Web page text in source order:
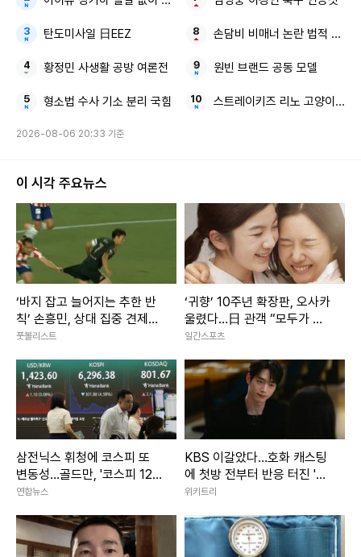
탄도미사일 日EEZ
황정민 사생활 공방 여론전
형소법 수사 기소 분리 국힘
손담비 비매너 논란 법적 대응
원빈 브랜드 공동 모델
스트레이키즈 리노 고양이 집사
2026-08-06 20:33 기준
이 시각 주요뉴스
‘바지 잡고 늘어지는 추한 반
칙’ 손흥민, 상대 집중 견제에
5경기 연속골 불발 ‘경고 유도
풋볼리스트
‘귀향’ 10주년 확장판, 오사카
울렸다…日 관객 “모두가 봐
야 할 영화”
일간스포츠
삼전닉스 휘청에 코스피 또
변동성…골드만, '코스피 12,0
00' 유지(종합)
연합뉴스
KBS 이갈았다…호화 캐스팅
에 첫방 전부터 반응 터진 '한
국 드라마'
위키트리